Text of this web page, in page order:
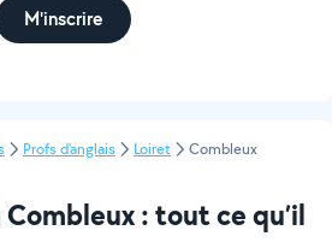
M'inscrire
Profs d'anglais Loiret Combleux
: tout ce qu’il